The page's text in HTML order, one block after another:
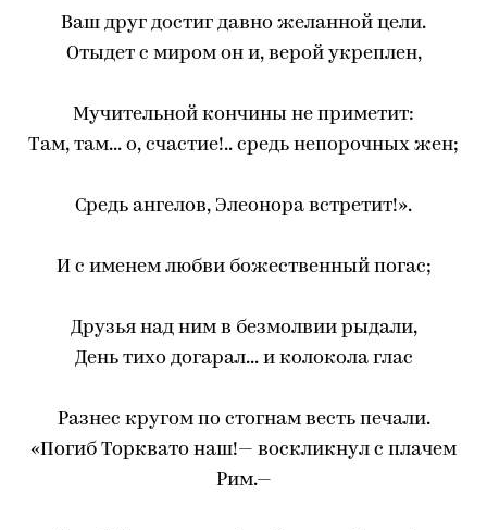
Ваш друг достиг давно желанной цели.
Отыдет с миром он и, верой укреплен,
Мучительной кончины не приметит:
Там, там... о, счастие!.. средь непорочных жен;
Средь ангелов, Элеонора встретит!».
И с именем любви божественный погас;
Друзья над ним в безмолвии рыдали,
День тихо догарал... и колокола глас
Разнес кругом по стогнам весть печали.
«Погиб Торквато наш!— воскликнул с плачем
Рим.—